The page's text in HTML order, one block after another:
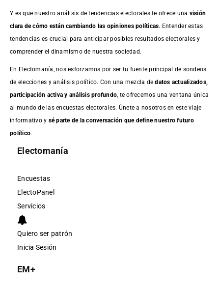
Y es que nuestro análisis de tendencias electorales te ofrece una visión
clara de cómo están cambiando las opiniones políticas. Entender estas
tendencias es crucial para anticipar posibles resultados electorales y
comprender el dinamismo de nuestra sociedad.
En Electomanía, nos esforzamos por ser tu fuente principal de sondeos
de elecciones y análisis político. Con una mezcla dedatos actualizados,
participación activa y análisis profundo , te ofrecemos una ventana única
al mundo de las encuestas electorales. Únete a nosotros en este viaje
informativo y sé parte de la conversación que define nuestro futuro
político.
Electomanía
Encuestas
ElectoPanel
Servicios
Quiero ser patrón
Inicia Sesión
EM+